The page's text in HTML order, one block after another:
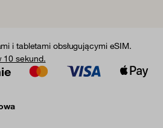
i tabletami obsługującymi eSIM.
10 sekund.